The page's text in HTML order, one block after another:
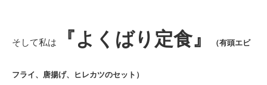
そして私は 『よくばり定食』 （有頭エビ
フライ、唐揚げ、ヒレカツのセット）